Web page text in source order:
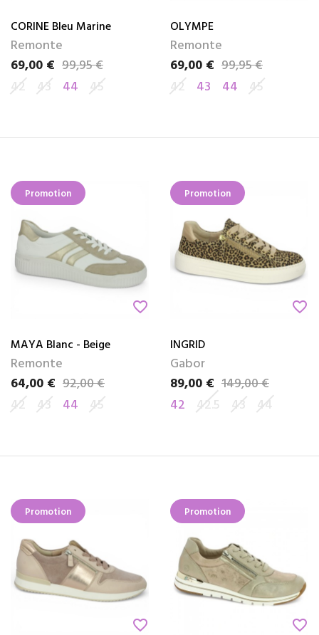
CORINE Bleu Marine
Remonte
Prix
69,00 €
Prix de base99,95 €
42 43 44 45
OLYMPE
Remonte
Prix
69,00 €
Prix de base99,95 €
42
43 44 45
Promotion
favorite_border
MAYA Blanc - Beige
Remonte
Prix
64,00 €
Prix de base92,00 €
42 43 44 45
Promotion
favorite_border
INGRID
Gabor
Prix
89,00 €
Prix de base149,00 €
42 42.5 43 44
Promotion
favorite_border
Promotion
favorite_border